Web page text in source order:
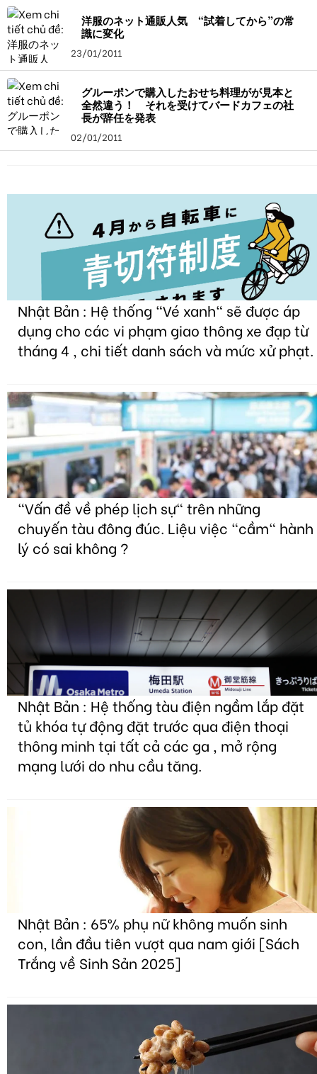
洋服のネット通販人気 “試着してから”の常
識に変化
23/01/2011
グルーポンで購入したおせち料理がが見本と
全然違う！ それを受けてバードカフェの社
長が辞任を発表
02/01/2011
Nhật Bản : Hệ thống "Vé xanh" sẽ được áp
dụng cho các vi phạm giao thông xe đạp từ
tháng 4 , chi tiết danh sách và mức xử phạt.
"Vấn đề về phép lịch sự" trên những
chuyến tàu đông đúc. Liệu việc "cầm" hành
lý có sai không ?
Nhật Bản : Hệ thống tàu điện ngầm lắp đặt
tủ khóa tự động đặt trước qua điện thoại
thông minh tại tất cả các ga , mở rộng
mạng lưới do nhu cầu tăng.
Nhật Bản : 65% phụ nữ không muốn sinh
con, lần đầu tiên vượt qua nam giới [Sách
Trắng về Sinh Sản 2025]